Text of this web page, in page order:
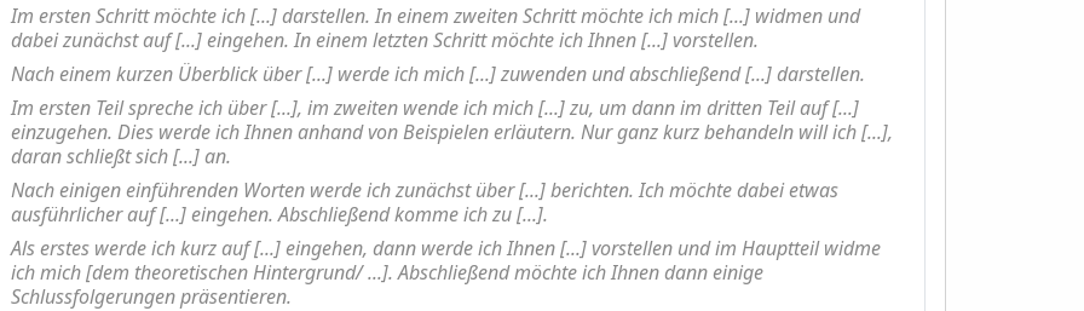
Im ersten Schritt möchte ich [...] darstellen. In einem zweiten Schritt möchte ich mich [...] widmen und
dabei zunächst auf [...] eingehen. In einem letzten Schritt möchte ich Ihnen [...] vorstellen.
Nach einem kurzen Überblick über [...] werde ich mich [...] zuwenden und abschließend [...] darstellen.
Im ersten Teil spreche ich über [...], im zweiten wende ich mich [...] zu, um dann im dritten Teil auf [...]
einzugehen. Dies werde ich Ihnen anhand von Beispielen erläutern. Nur ganz kurz behandeln will ich [...],
daran schließt sich [...] an.
Nach einigen einführenden Worten werde ich zunächst über [...] berichten. Ich möchte dabei etwas
ausführlicher auf [...] eingehen. Abschließend komme ich zu [...].
Als erstes werde ich kurz auf [...] eingehen, dann werde ich Ihnen [...] vorstellen und im Hauptteil widme
ich mich [dem theoretischen Hintergrund/ ...]. Abschließend möchte ich Ihnen dann einige
Schlussfolgerungen präsentieren.